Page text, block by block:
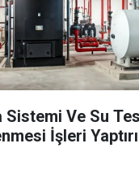
Sistemi Ve Su
İşleri